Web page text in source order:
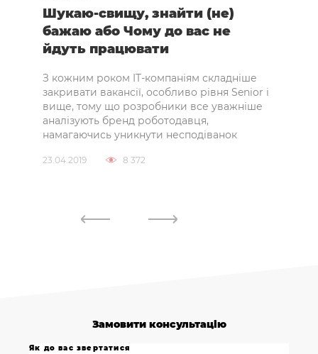
Шукаю-свищу, знайти (не)
бажаю або Чому до вас не
йдуть працювати
З кожним роком IT-компаніям складніше
закривати вакансії, особливо рівня Senior і
вище, тому що розробники все уважніше
аналізують бренд роботодавця,
намагаючись уникнути несподіванок
23.04.2019 8 372
Замовити консультацію
Як до вас звертатися